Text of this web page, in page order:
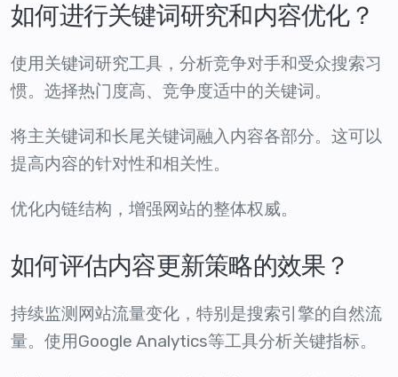
如何进行关键词研究和内容优化？
使用关键词研究工具，分析竞争对手和受众搜索习
惯。选择热门度高、竞争度适中的关键词。
将主关键词和长尾关键词融入内容各部分。这可以
提高内容的针对性和相关性。
优化内链结构，增强网站的整体权威。
如何评估内容更新策略的效果？
持续监测网站流量变化，特别是搜索引擎的自然流
量。使用Google Analytics等工具分析关键指标。